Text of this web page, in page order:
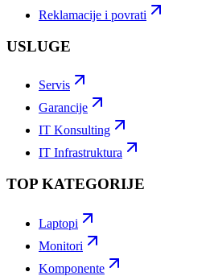
Reklamacije i povrati
USLUGE
Servis
Garancije
IT Konsulting
IT Infrastruktura
TOP KATEGORIJE
Laptopi
Monitori
Komponente